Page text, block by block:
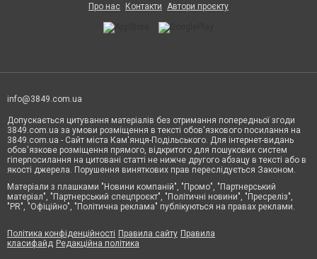
Про нас Контакти Автори проєкту
info@3849.com.ua
Допускається цитування матеріалів без отримання попередньої згоди
3849.com.ua за умови розміщення в тексті обов'язкового посилання на
3849.com.ua - Сайт міста Кам'янця-Подільського. Для інтернет-видань
обов'язкове розміщення прямого, відкритого для пошукових систем
гіперпосилання на цитовані статті не нижче другого абзацу в тексті або в
якості джерела. Порушення виняткових прав переслідується Законом.
Матеріали з плашками "Новини компаній", "Промо", "Партнерський
матеріал", "Партнерський спецпроєкт", "Політичні новини", "Пресреліз",
"PR", "Офіційно", "Політична реклама" публікуються на правах реклами.
Політика конфіденційності Правила сайту Правила
класифайд Редакційна політика